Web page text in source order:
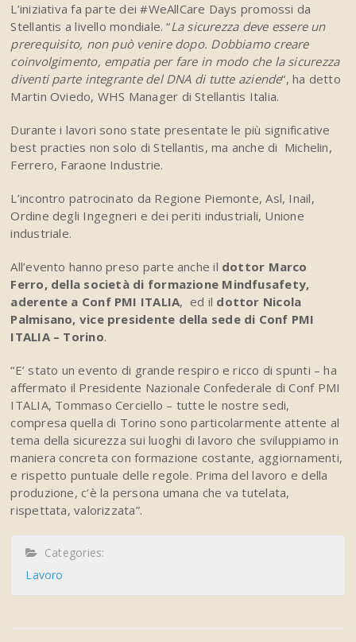
L’iniziativa fa parte dei #WeAllCare Days promossi da
Stellantis a livello mondiale. “La sicurezza deve essere un
prerequisito, non può venire dopo. Dobbiamo creare
coinvolgimento, empatia per fare in modo che la sicurezza
diventi parte integrante del DNA di tutte aziende“, ha detto
Martin Oviedo, WHS Manager di Stellantis Italia.
Durante i lavori sono state presentate le più significative
best practies non solo di Stellantis, ma anche di Michelin,
Ferrero, Faraone Industrie.
L’incontro patrocinato da Regione Piemonte, Asl, Inail,
Ordine degli Ingegneri e dei periti industriali, Unione
industriale.
All’evento hanno preso parte anche il dottor Marco
Ferro, della società di formazione Mindfusafety,
aderente a Conf PMI ITALIA, ed il dottor Nicola
Palmisano, vice presidente della sede di Conf PMI
ITALIA – Torino.
“E’ stato un evento di grande respiro e ricco di spunti – ha
affermato il Presidente Nazionale Confederale di Conf PMI
ITALIA, Tommaso Cerciello – tutte le nostre sedi,
compresa quella di Torino sono particolarmente attente al
tema della sicurezza sui luoghi di lavoro che sviluppiamo in
maniera concreta con formazione costante, aggiornamenti,
e rispetto puntuale delle regole. Prima del lavoro e della
produzione, c’è la persona umana che va tutelata,
rispettata, valorizzata”.
Categories:
Lavoro